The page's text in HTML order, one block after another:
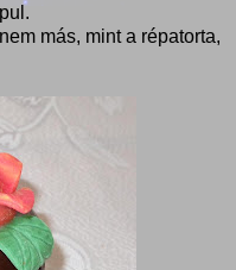
más, mint a répatorta,